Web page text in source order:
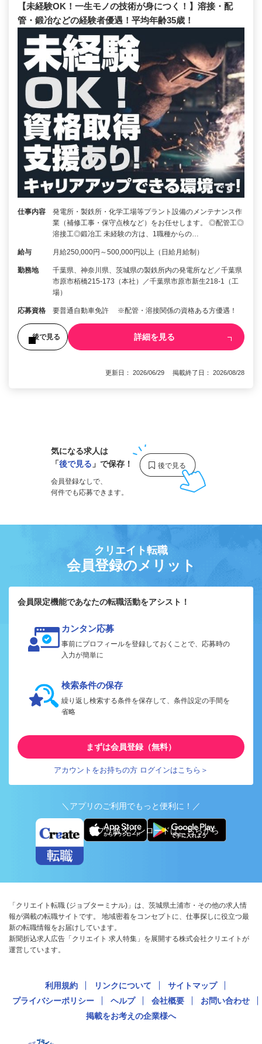
【未経験OK！一生モノの技術が身につく！】溶接・配
管・鍛冶などの経験者優遇！平均年齢35歳！
仕事内容
発電所・製鉄所・化学工場等プラント設備のメンテナンス作
業（補修工事・保守点検など）をお任せします。 ◎配管工◎
溶接工◎鍛冶工 未経験の方は、1職種からの…
給与 月給250,000円～500,000円以上（日給月給制）
勤務地
千葉県、神奈川県、茨城県の製鉄所内の発電所など／千葉県
市原市栢橋215-173（本社）／千葉県市原市新生218-1（工
場）
応募資格 要普通自動車免許 ※配管・溶接関係の資格ある方優遇！
後で見る 詳細を見る
更新日： 2026/06/29 掲載終了日： 2026/08/28
気になる求人は
「後で見る 」で保存！
会員登録なしで、
何件でも応募できます。
クリエイト転職
会員登録のメリット
会員限定機能であなたの転職活動をアシスト！
カンタン応募
事前にプロフィールを登録しておくことで、応募時の
入力が簡単に
検索条件の保存
繰り返し検索する条件を保存して、条件設定の手間を
省略
まずは会員登録（無料）
アカウントをお持ちの方 ログインはこちら＞
＼アプリのご利用でもっと便利に！／
アプリ版ダウンロードはこちらから
「クリエイト転職 (ジョブターミナル)」は、茨城県土浦市・その他の求人情
報が満載の転職サイトです。 地域密着をコンセプトに、仕事探しに役立つ最
新の転職情報をお届けしています。
新聞折込求人広告「クリエイト 求人特集」を展開する株式会社クリエイトが
運営しています。
利用規約 リンクについて
サイトマップ
プライバシーポリシー
ヘルプ 会社概要
お問い合わせ
掲載をお考えの企業様へ